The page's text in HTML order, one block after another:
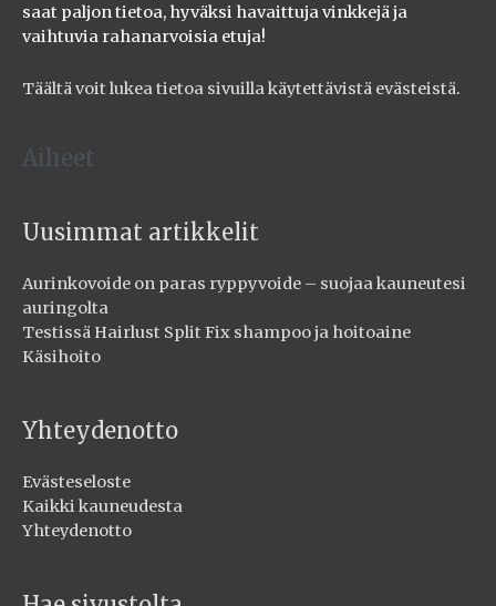
saat paljon tietoa, hyväksi havaittuja vinkkejä ja
vaihtuvia rahanarvoisia etuja!
Täältä voit lukea tietoa sivuilla käytettävistä evästeistä.
Aiheet
Uusimmat artikkelit
Aurinkovoide on paras ryppyvoide – suojaa kauneutesi
auringolta
Testissä Hairlust Split Fix shampoo ja hoitoaine
Käsihoito
Yhteydenotto
Evästeseloste
Kaikki kauneudesta
Yhteydenotto